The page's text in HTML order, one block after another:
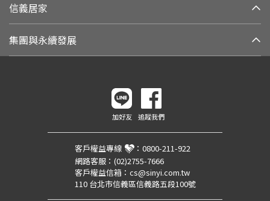
信義居家
集團與永續發展
加好友 追蹤我們
客戶權益專線 ： 0800-211-922
網路客服： (02)2755-7666
客戶權益信箱： cs@sinyi.com.tw
110 台北市信義區信義路五段100號